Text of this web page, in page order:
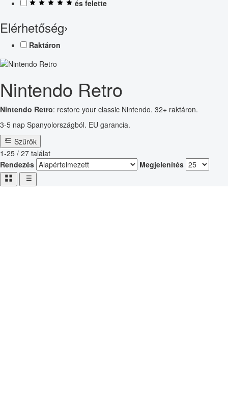
és felette
Elérhetőség›
Raktáron
Nintendo Retro
Nintendo Retro: restore your classic Nintendo. 32+ raktáron.
3-5 nap Spanyolországból. EU garancia.
Szűrők
1-25 / 27 találat
Rendezés
Megjelenítés